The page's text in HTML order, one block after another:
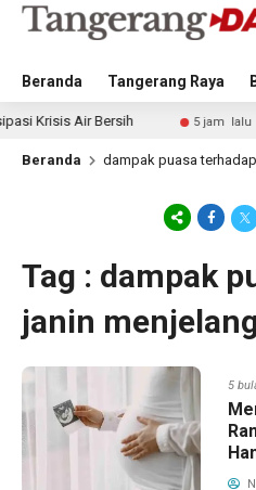
Beranda Tangerang Raya
Krisis Air Bersih 5 jam lalu
Beranda dampak puasa
Tag : dampak
janin
5